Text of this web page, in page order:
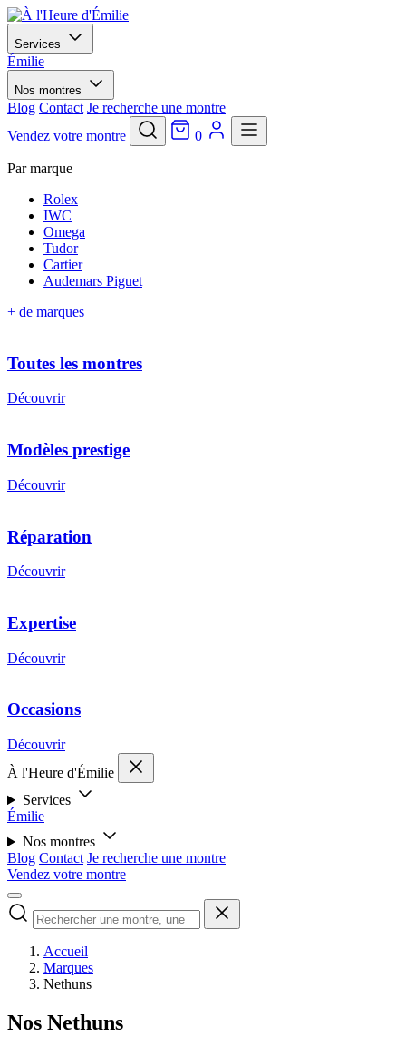
Services
Émilie
Nos montres
Blog Contact Je recherche une montre
Vendez votre montre
0
Par marque
Rolex
IWC
Omega
Tudor
Cartier
Audemars Piguet
+ de marques
Toutes les montres
Découvrir
Modèles prestige
Découvrir
Réparation
Découvrir
Expertise
Découvrir
Occasions
Découvrir
À l'Heure d'Émilie
Services
Émilie
Nos montres
Blog Contact Je recherche une montre
Vendez votre montre
Accueil
Marques
Nethuns
Nos Nethuns